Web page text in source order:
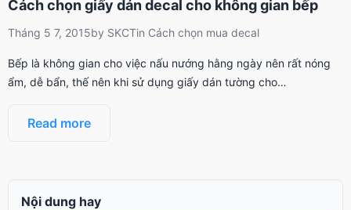
Cách chọn giấy dán decal cho không gian bếp
Tháng 5 7, 2015by SKCTin Cách chọn mua decal
Bếp là không gian cho việc nấu nướng hằng ngày nên rất nóng
ẩm, dễ bẩn, thế nên khi sử dụng giấy dán tường cho…
Read more
Nội dung hay